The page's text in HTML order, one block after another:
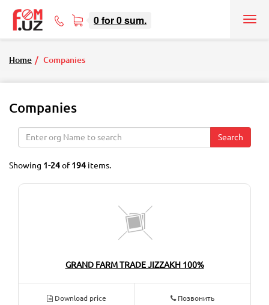
0for0sum.
Home Companies
Companies
Search
Showing 1-24of194 items.
GRAND FARM TRADE JIZZAKH 100%
Download price Позвонить